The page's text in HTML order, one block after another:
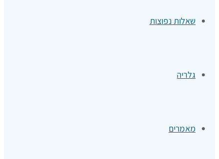
שאלות נפוצות
גלריה
מאמרים